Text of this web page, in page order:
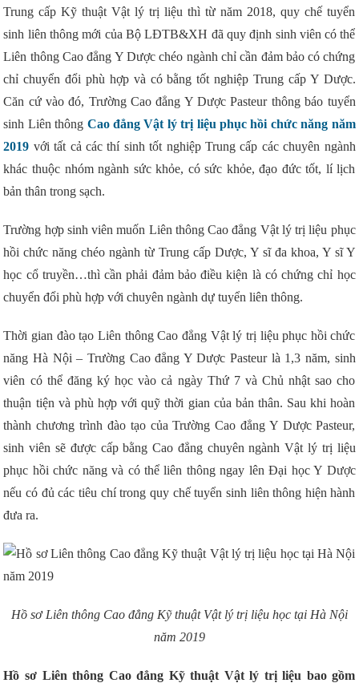
Trung cấp Kỹ thuật Vật lý trị liệu thì từ năm 2018, quy chế tuyển
sinh liên thông mới của Bộ LĐTB&XH đã quy định sinh viên có thể
Liên thông Cao đẳng Y Dược chéo ngành chỉ cần đảm bảo có chứng
chỉ chuyển đổi phù hợp và có bằng tốt nghiệp Trung cấp Y Dược.
Căn cứ vào đó, Trường Cao đẳng Y Dược Pasteur thông báo tuyển
sinh Liên thông Cao đẳng Vật lý trị liệu phục hồi chức năng năm
2019 với tất cả các thí sinh tốt nghiệp Trung cấp các chuyên ngành
khác thuộc nhóm ngành sức khỏe, có sức khỏe, đạo đức tốt, lí lịch
bản thân trong sạch.
Trường hợp sinh viên muốn Liên thông Cao đẳng Vật lý trị liệu phục
hồi chức năng chéo ngành từ Trung cấp Dược, Y sĩ đa khoa, Y sĩ Y
học cổ truyền…thì cần phải đảm bảo điều kiện là có chứng chỉ học
chuyển đổi phù hợp với chuyên ngành dự tuyển liên thông.
Thời gian đào tạo Liên thông Cao đẳng Vật lý trị liệu phục hồi chức
năng Hà Nội – Trường Cao đẳng Y Dược Pasteur là 1,3 năm, sinh
viên có thể đăng ký học vào cả ngày Thứ 7 và Chủ nhật sao cho
thuận tiện và phù hợp với quỹ thời gian của bản thân. Sau khi hoàn
thành chương trình đào tạo của Trường Cao đẳng Y Dược Pasteur,
sinh viên sẽ được cấp bằng Cao đẳng chuyên ngành Vật lý trị liệu
phục hồi chức năng và có thể liên thông ngay lên Đại học Y Dược
nếu có đủ các tiêu chí trong quy chế tuyển sinh liên thông hiện hành
đưa ra.
Hồ sơ Liên thông Cao đẳng Kỹ thuật Vật lý trị liệu học tại Hà Nội
năm 2019
Hồ sơ Liên thông Cao đẳng Kỹ thuật Vật lý trị liệu bao gồm